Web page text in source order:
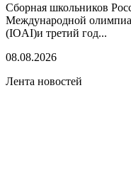
Сборная школьников
Международной
(IOAI)и третий год...
08.08.2026
Лента новостей